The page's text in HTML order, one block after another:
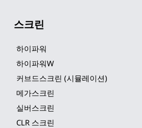
스크린
하이파워
하이파워W
커브드스크린 (시뮬레이션)
메가스크린
실버스크린
CLR 스크린